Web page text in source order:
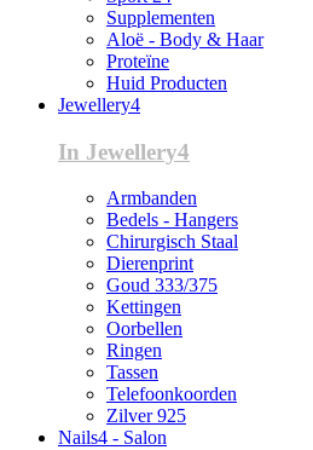
Supplementen
Aloë - Body & Haar
Proteïne
Huid Producten
Jewellery4
In Jewellery4
Armbanden
Bedels - Hangers
Chirurgisch Staal
Dierenprint
Goud 333/375
Kettingen
Oorbellen
Ringen
Tassen
Telefoonkoorden
Zilver 925
Nails4 - Salon